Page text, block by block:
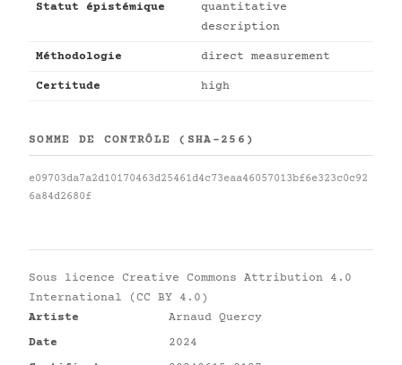
Statut épistémique
quantitative
description
Méthodologie direct measurement
Certitude high
SOMME DE CONTRÔLE (SHA-256)
e09703da7a2d10170463d25461d4c73eaa46057013bf6e323c0c92
6a84d2680f
Sous licence Creative Commons Attribution 4.0
International (CC BY 4.0)
Artiste
Arnaud Quercy
Date
2024